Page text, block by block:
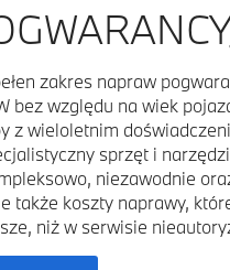
zakres napraw
bez względu na wiek
z wieloletnim
sprzęt i
niezawodnie
także koszty naprawy,
niż w serwisie